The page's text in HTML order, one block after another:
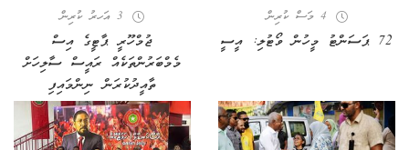
4 މަސް ކުރިން
72 ޕަސަންޓު މީހުން ވޯޓުލި: އީސީ
3 އަހރު ކުރިން
ޖުމްހޫރީ ޕާޓީގެ އިސް
މެމްބަރުންތަކެއް ރައީސް ސާލިހަށް
ތާއީދުކުރަން ނިންމައިފި